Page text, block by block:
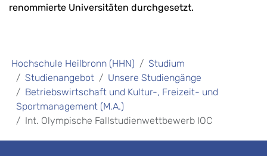
renommierte Universitäten durchgesetzt.
Hochschule Heilbronn (HHN)
Studium
Studienangebot
Unsere Studiengänge
Betriebswirtschaft und Kultur-, Freizeit- und
Sportmanagement (M.A.)
Int. Olympische Fallstudienwettbewerb IOC